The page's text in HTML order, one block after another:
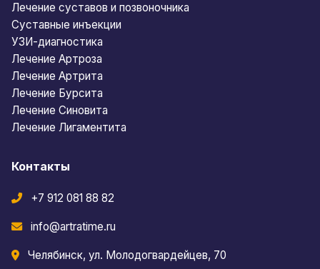
Лечение суставов и позвоночника
Суставные инъекции
УЗИ-диагностика
Лечение Артроза
Лечение Артрита
Лечение Бурсита
Лечение Синовита
Лечение Лигаментита
Контакты
+7 912 081 88 82
info@artratime.ru
Челябинск, ул. Молодогвардейцев, 70